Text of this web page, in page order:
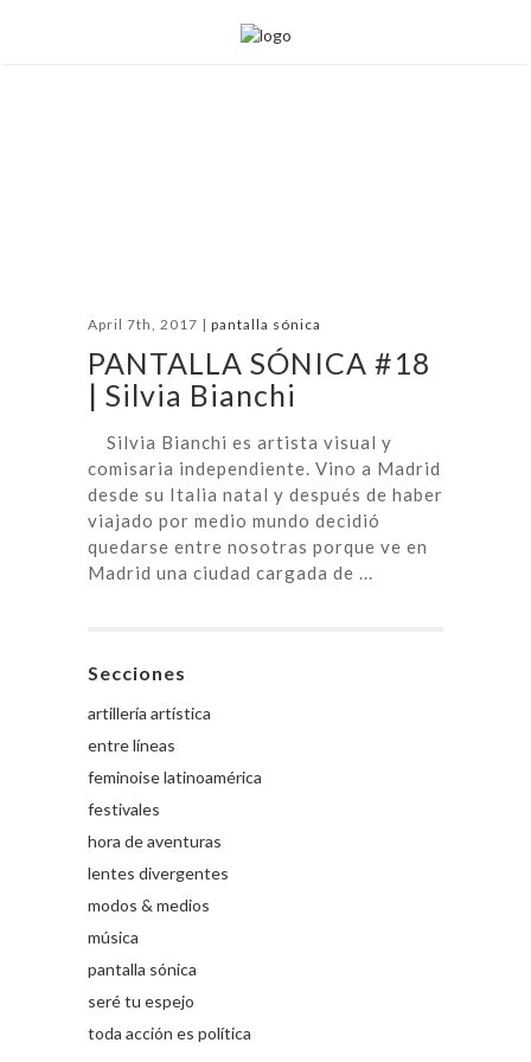
April 7th, 2017 | pantalla sónica
PANTALLA SÓNICA #18
| Silvia Bianchi
Silvia Bianchi es artista visual y
comisaria independiente. Vino a Madrid
desde su Italia natal y después de haber
viajado por medio mundo decidió
quedarse entre nosotras porque ve en
Madrid una ciudad cargada de ...
Secciones
artillería artística
entre líneas
feminoise latinoamérica
festivales
hora de aventuras
lentes divergentes
modos & medios
música
pantalla sónica
seré tu espejo
toda acción es política